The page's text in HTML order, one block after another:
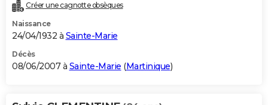
Créer une cagnotte obsèques
Naissance
24/04/1932 à Sainte-Marie
Décès
08/06/2007 à Sainte-Marie (Martinique)